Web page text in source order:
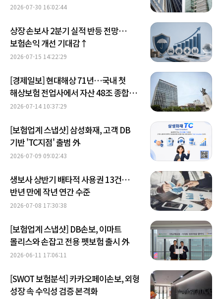
2026-07-30 16:02:44
상장 손보사 2분기 실적 반등 전망…
보험손익 개선 기대감↑
2026-07-15 14:22:29
[경제일보] 현대해상 71년…국내 첫
해상보험 전업사에서 자산 48조 종합
손보사로
2026-07-14 10:37:29
[보험업계 스냅샷] 삼성화재, 고객 DB
기반 'TC지점' 출범 外
2026-07-09 09:02:43
생보사 상반기 배타적 사용권 13건…
반년 만에 작년 연간 수준
2026-07-08 17:30:38
[보험업계 스냅샷] DB손보, 이마트
몰리스와 손잡고 전용 펫보험 출시 外
2026-06-11 17:06:11
[SWOT 보험분석] 카카오페이손보, 외형
성장 속 수익성 검증 본격화